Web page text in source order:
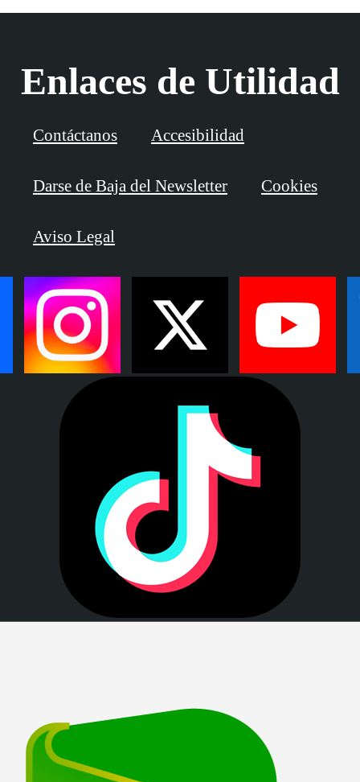
Enlaces de Utilidad
Contáctanos Accesibilidad
Darse de Baja del Newsletter Cookies
Aviso Legal